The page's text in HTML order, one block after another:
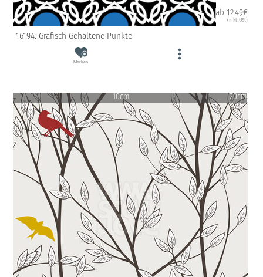
ab 12.49€
(inkl. USt)
16194: Grafisch Gehaltene Punkte
Merken
10cm 20cm